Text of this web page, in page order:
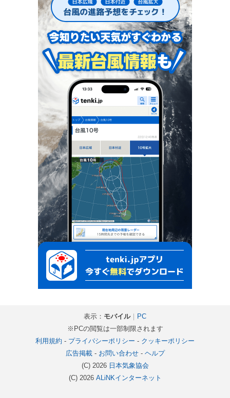
表示： モバイル｜ PC
※PCの閲覧は一部制限されます
利用規約 - プライバシーポリシー - クッキーポリシー
広告掲載- お問い合わせ- ヘルプ
(C) 2026 日本気象協会
(C) 2026 ALiNKインターネット